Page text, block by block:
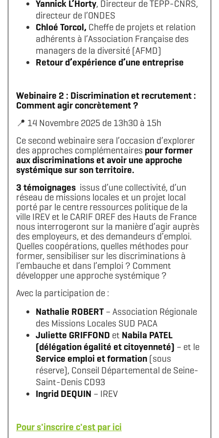
Télécharger le logo
(format .svg)
Télécharger le dossier d'identité complet
(format .zip)
Yannick L’Horty, Directeur de TEPP-CNRS,
directeur de l’ONDES
Chloé Torcol, Cheffe de projets et relation
adhérents à l’Association Française des
managers de la diversité (AFMD)
Retour d’expérience d’une entreprise
Webinaire 2 : Discrimination et recrutement :
Comment agir concrètement ?
📍 14 Novembre 2025 de 13h30 à 15h
Ce second webinaire sera l’occasion d’explorer
des approches complémentaires pour former
aux discriminations et avoir une approche
systémique sur son territoire.
3 témoignages issus d’une collectivité, d’un
réseau de missions locales et un projet local
porté par le centre ressources politique de la
ville IREV et le CARIF OREF des Hauts de France
nous interrogeront sur la manière d’agir auprès
des employeurs, et des demandeurs d’emploi.
Quelles coopérations, quelles méthodes pour
former, sensibiliser sur les discriminations à
l’embauche et dans l’emploi ? Comment
développer une approche systémique ?
Avec la participation de :
Nathalie ROBERT– Association Régionale
des Missions Locales SUD PACA
Juliette GRIFFOND et Nabila PATEL
(délégation égalité et citoyenneté) – et le
Service emploi et formation (sous
réserve), Conseil Départemental de Seine-
Saint-Denis CD93
Ingrid DEQUIN – IREV
Pour s'inscrire c'est par ici